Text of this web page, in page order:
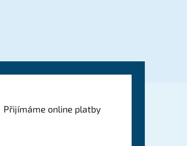
Přijímáme online platby